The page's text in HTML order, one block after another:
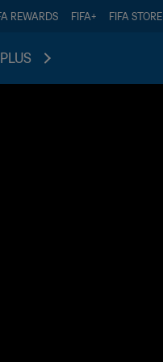
REWARDS FIFA+ FIFA STORE
PLUS